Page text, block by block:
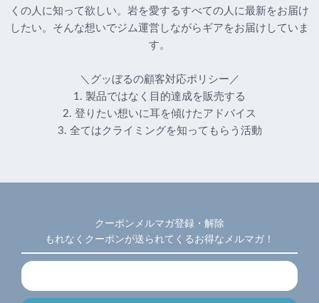
くの人に知って欲しい。岩を愛するすべての人に最新をお届け
したい。そんな想いでジム運営しながらギアをお届けしていま
す。
＼グッぼるの顧客対応ポリシー／
1. 製品ではなく目的達成を販売する
2. 登りたい想いに耳を傾けたアドバイス
3. 全てはクライミングを知ってもらう活動
クーポンメルマガ登録・解除
もれなくクーポンが送られてくるお得なメルマガ！